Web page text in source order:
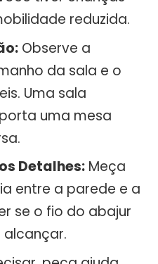
reduzida.
Observe a
da sala e o
Uma sala
uma mesa
Detalhes: Meça
entre a parede e a
se o fio do abajur
alcançar.